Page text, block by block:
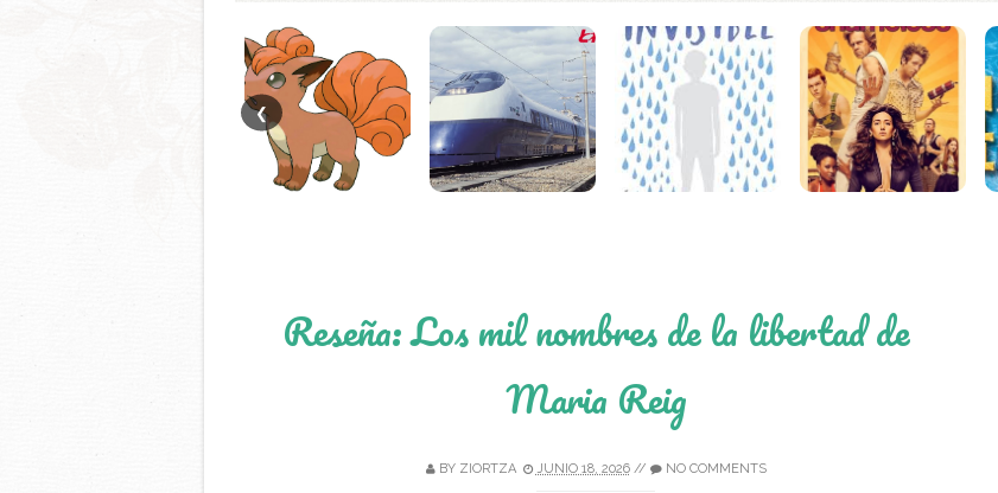
❮
Reseña: Los mil nombres de la libertad de
Maria Reig
BY ZIORTZA JUNIO 18, 2026// NO COMMENTS